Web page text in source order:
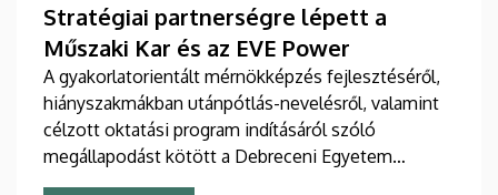
Stratégiai partnerségre lépett a
Műszaki Kar és az EVE Power
A gyakorlatorientált mérnökképzés fejlesztéséről,
hiányszakmákban utánpótlás-nevelésről, valamint
célzott oktatási program indításáról szóló
megállapodást kötött a Debreceni Egyetem
Műszaki Kara az EVE Power Hungary Kft.-vel. Az